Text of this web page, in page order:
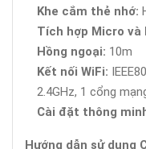
Khe cắm thẻ nhớ:
Tích hợp Micro và
Hồng ngoại: 10m
Kết nối WiFi:
2.4GHz, 1 cổng
Cài đặt thông
Hướng dẫn sử dụng